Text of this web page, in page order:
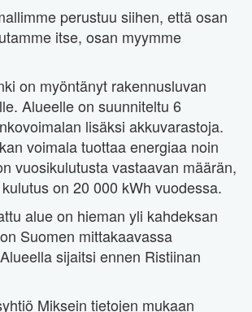
perustuu siihen, että osan
itse, osan myymme
on myöntänyt rakennusluvan
Alueelle on suunniteltu 6
lisäksi akkuvarastoja.
voimala tuottaa energiaa noin
vuosikulutusta vastaavan määrän,
on 20 000 kWh vuodessa.
alue on hieman yli kahdeksan
Suomen mittakaavassa
sijaitsi ennen Ristiinan
Miksein tietojen mukaan